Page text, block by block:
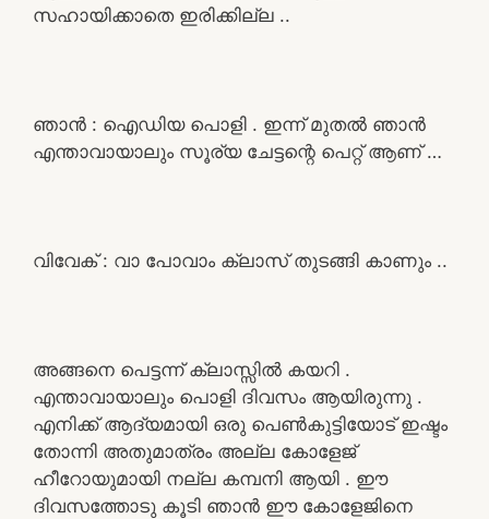
സഹായിക്കാതെ ഇരിക്കില്ല ..
ഞാൻ : ഐഡിയ പൊളി . ഇന്ന് മുതൽ ഞാൻ
എന്താവായാലും സൂര്യ ചേട്ടന്റെ പെറ്റ് ആണ് …
വിവേക് : വാ പോവാം ക്ലാസ് തുടങ്ങി കാണും ..
അങ്ങനെ പെട്ടന്ന് ക്ലാസ്സിൽ കയറി .
എന്താവായാലും പൊളി ദിവസം ആയിരുന്നു .
എനിക്ക് ആദ്യമായി ഒരു പെൺകുട്ടിയോട് ഇഷ്ടം
തോന്നി അതുമാത്രം അല്ല കോളേജ്
ഹീറോയുമായി നല്ല കമ്പനി ആയി . ഈ
ദിവസത്തോടു കൂടി ഞാൻ ഈ കോളേജിനെ